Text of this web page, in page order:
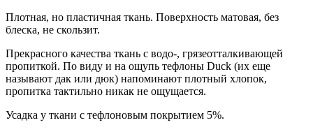
Плотная, но пластичная ткань. Поверхность матовая, без
блеска, не скользит.
Прекрасного качества ткань с водо-, грязеотталкивающей
пропиткой. По виду и на ощупь тефлоны Duck (их еще
называют дак или дюк) напоминают плотный хлопок,
пропитка тактильно никак не ощущается.
Усадка у ткани с тефлоновым покрытием 5%.